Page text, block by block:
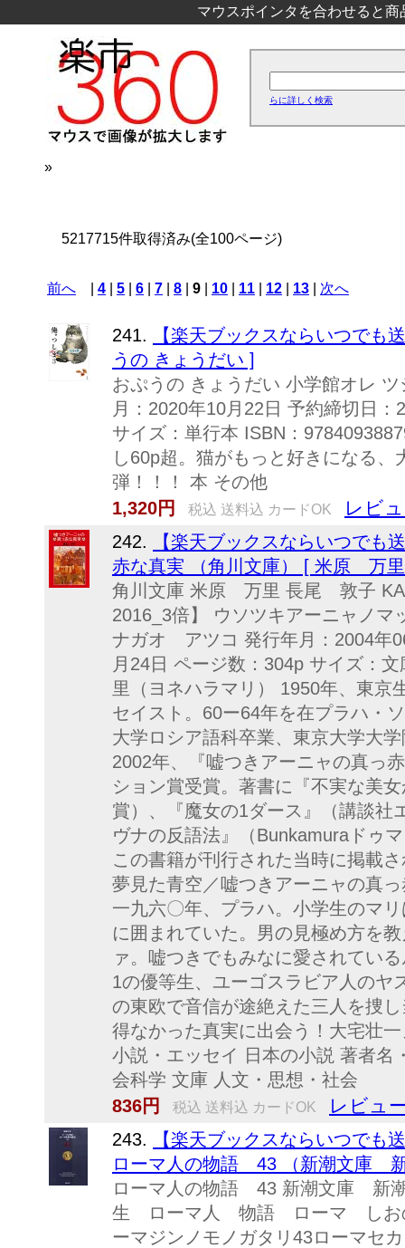
マウスポインタを合わせると
らに詳しく検索
»
5217715件取得済み(全100ページ)
前へ 4 5 6 7 8 9 10 11 12 13 次へ
241.
【楽天ブックスならいつでも
うの きょうだい ]
おぷうの きょうだい 小学館オレ
月：2020年10月22日 予約締切日
サイズ：単行本 ISBN：
し60p超。猫がもっと好きになる
弾！！！ 本 その他
1,320円
税込 送料込 カードOK レビ
242.
【楽天ブックスならいつでも
赤な真実 （角川文庫） [ 米原 万
角川文庫 米原 万里 長尾 敦子
2016_3倍】 ウソツキアーニャノ
ナガオ アツコ 発行年月：2004年
月24日 ページ数：304p サイズ：
里（ヨネハラマリ） 1950年、東京
セイスト。60ー64年を在プラハ・
大学ロシア語科卒業、東京大学大
2002年、『嘘つきアーニャの真っ
ション賞受賞。著書に『不実な美
賞）、『魔女の1ダース』（講談社
ヴナの反語法』（Bunkamuraドゥ
この書籍が刊行された当時に掲載
夢見た青空／嘘つきアーニャの真
一九六〇年、プラハ。小学生のマ
に囲まれていた。男の見極め方を
ァ。嘘つきでもみなに愛されてい
1の優等生、ユーゴスラビア人のヤ
の東欧で音信が途絶えた三人を捜
得なかった真実に出会う！大宅壮
小説・エッセイ 日本の小説 著者名
会科学 文庫 人文・思想・社会
836円
税込 送料込 カードOK レビュ
243.
【楽天ブックスならいつでも
ローマ人の物語 43 （新潮文庫
ローマ人の物語 43 新潮文庫 新
生 ローマ人 物語 ローマ し
ーマジンノモノガタリ43ローマセ